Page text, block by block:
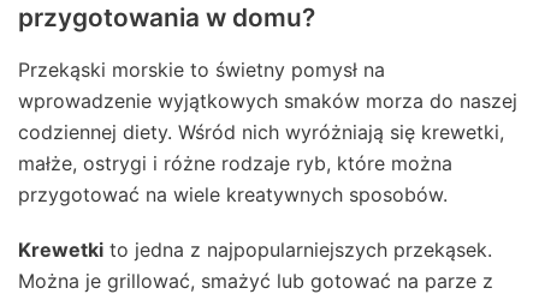
przygotowania w domu?
Przekąski morskie to świetny pomysł na
wprowadzenie wyjątkowych smaków morza do naszej
codziennej diety. Wśród nich wyróżniają się krewetki,
małże, ostrygi i różne rodzaje ryb, które można
przygotować na wiele kreatywnych sposobów.
Krewetki to jedna z najpopularniejszych przekąsek.
Można je grillować, smażyć lub gotować na parze z